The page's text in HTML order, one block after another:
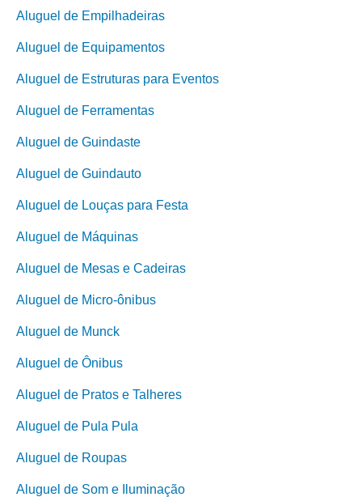
Aluguel de Empilhadeiras
Aluguel de Equipamentos
Aluguel de Estruturas para Eventos
Aluguel de Ferramentas
Aluguel de Guindaste
Aluguel de Guindauto
Aluguel de Louças para Festa
Aluguel de Máquinas
Aluguel de Mesas e Cadeiras
Aluguel de Micro-ônibus
Aluguel de Munck
Aluguel de Ônibus
Aluguel de Pratos e Talheres
Aluguel de Pula Pula
Aluguel de Roupas
Aluguel de Som e Iluminação